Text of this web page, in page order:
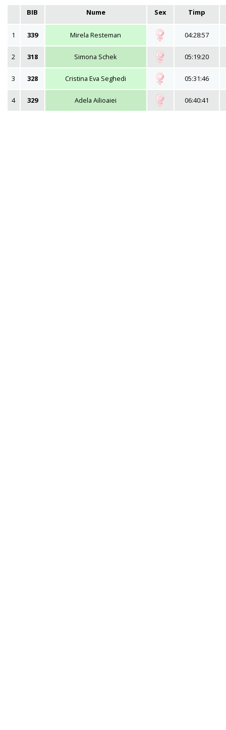
BIB Nume Sex Timp
1 339 Mirela Resteman 04:28:57
2 318 Simona Schek 05:19:20
3 328 Cristina Eva Seghedi 05:31:46
4 329 Adela Ailioaiei 06:40:41